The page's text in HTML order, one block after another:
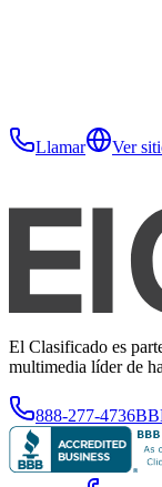
Llamar Ver
El Clasificado es
multimedia líder de
888-277-4736